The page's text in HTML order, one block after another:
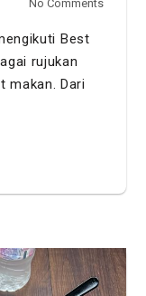
No Comments
Best
rujukan
makan. Dari